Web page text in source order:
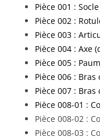
Pièce 001 :
Pièce 002 :
Pièce 003 :
Pièce 004 : Axe
Pièce 005 :
Pièce 006 :
Pièce 007 :
Pièce 008-01 :
Pièce 008-02 :
Pièce 008-03 :